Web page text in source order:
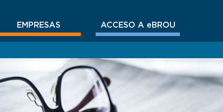
EMPRESAS ACCESO A eBROU